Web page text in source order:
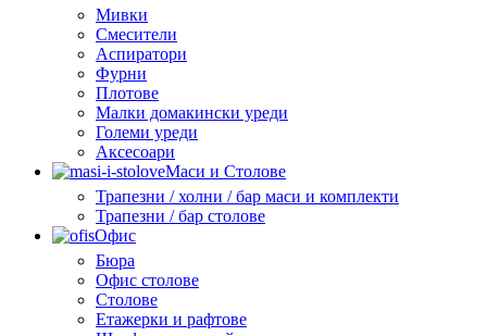
Мивки
Смесители
Аспиратори
Фурни
Плотове
Малки домакински уреди
Големи уреди
Аксесоари
Маси и Столове
Трапезни / холни / бар маси и комплекти
Трапезни / бар столове
Офис
Бюра
Офис столове
Столове
Етажерки и рафтове